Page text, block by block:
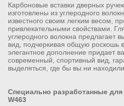
Карбоновые вставки дверных
изготовлены из углеродного
известного своим легким весом,
привлекательными свойствами.
углеродного волокна предлагает
вид, подчеркивая общую роскошь
элегантное дополнение придает
современный, спортивный вид,
выделяться, где бы вы ни
Специально разработанные
W463